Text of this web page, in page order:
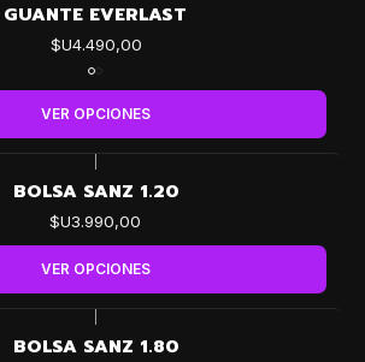
GUANTE EVERLAST
$U4.490,00
VER OPCIONES
BOLSA SANZ 1.20
$U3.990,00
VER OPCIONES
BOLSA SANZ 1.80